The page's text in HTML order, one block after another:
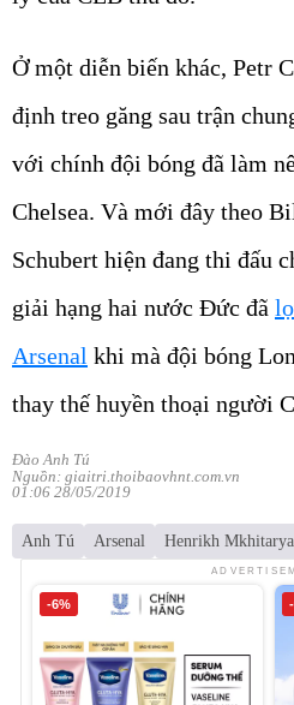
Ở một diễn biến khác, Petr
định treo găng sau trận
với chính đội bóng đã làm
Chelsea. Và mới đây theo
Schubert hiện đang thi đấu
giải hạng hai nước Đức đã
Arsenal khi mà đội bóng
thay thế huyền thoại người
Đào Anh Tú
Nguồn: giaitri.thoibaovhnt.com.vn
01:06 28/05/2019
Anh Tú Arsenal Henrikh
-6%